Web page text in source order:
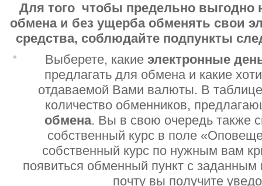
Для того чтобы предельно выгодно
обмена и без ущерба обменять свои
средства, соблюдайте подпункты
Выберете, какие электронные
предлагать для обмена и какие
отдаваемой Вами валюты. В таблице
количество обменников,
обмена. Вы в свою очередь также
собственный курс в поле
собственный курс по нужным вам
появиться обменный пункт с заданным
почту вы получите